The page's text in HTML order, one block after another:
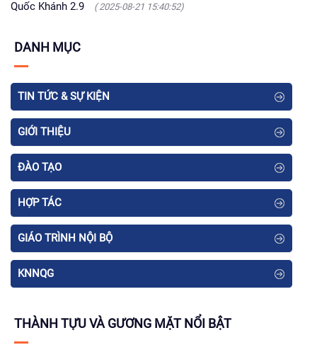
Quốc Khánh 2.9
( 2025-08-21 15:40:52)
DANH MỤC
TIN TỨC & SỰ KIỆN
GIỚI THIỆU
ĐÀO TẠO
HỢP TÁC
GIÁO TRÌNH NỘI BỘ
KNNQG
THÀNH TỰU VÀ GƯƠNG MẶT NỔI BẬT